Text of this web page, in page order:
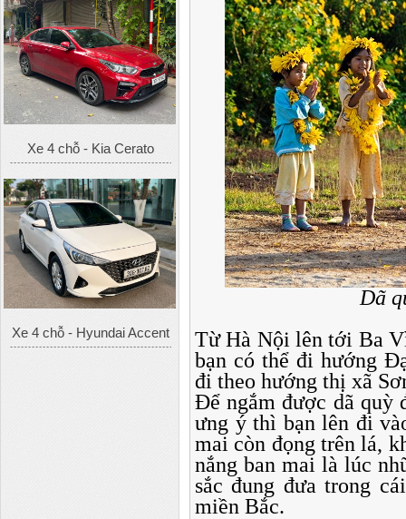
Xe 4 chỗ - Kia Cerato
Xe 4 chỗ - Hyundai Accent
Dã
Từ Hà Nội lên tới Ba
bạn có thể đi hướng
đi theo hướng thị xã
Để ngắm được dã quỳ
ưng ý thì bạn lên đi
mai còn đọng trên lá,
nắng ban mai là lúc
sắc đung đưa trong
miền Bắc.